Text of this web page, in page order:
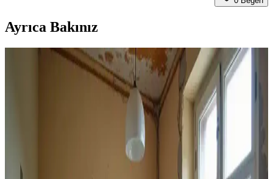
Ayrıca Bakınız
Dış Mekan Ahşap Aletlerin Korunması: Yaprak
Bastırıcı İçin Etkili Yöntemler ve Malzeme Seçimi
Dış mekan ahşap aletlerin uzun ömürlü olması için sprey boya,
poliüretan ve yağ bazlı koruyucuların avantajları, uygulama önerileri
ve saklama koşulları detaylı şekilde ele alınmıştır.
Ev İç Mekan Boyamada Rulo ve Boya Tabancası
Kullanımının Avantajları ve Zorlukları